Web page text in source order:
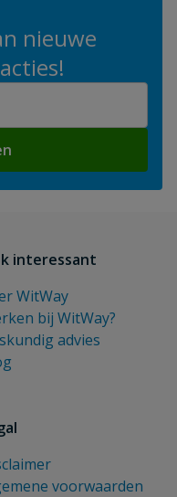
nieuwe
interessant
WitWay
bij WitWay?
advies
voorwaarden